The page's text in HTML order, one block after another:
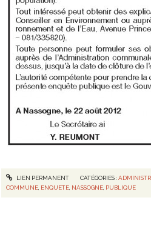
LIEN PERMANENT CATÉGORIES :
COMMUNE, ENQUETE, NASSOGNE, PUBLIQUE